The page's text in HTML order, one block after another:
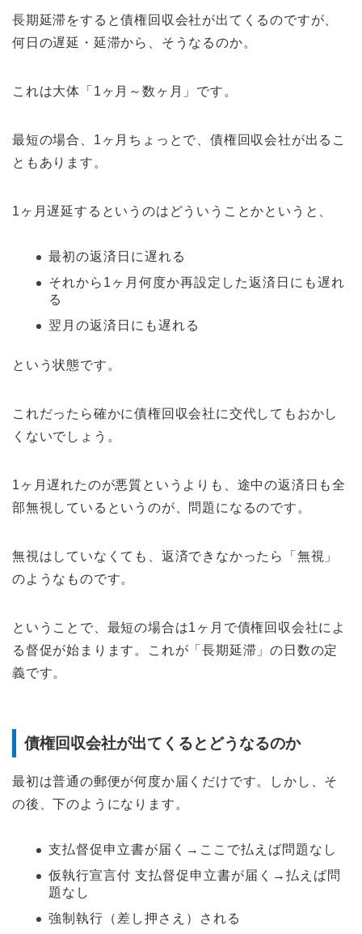
長期延滞をすると債権回収会社が出てくるのですが、
何日の遅延・延滞から、そうなるのか。
これは大体「1ヶ月～数ヶ月」です。
最短の場合、1ヶ月ちょっとで、債権回収会社が出るこ
ともあります。
1ヶ月遅延するというのはどういうことかというと、
最初の返済日に遅れる
それから1ヶ月何度か再設定した返済日にも遅れ
る
翌月の返済日にも遅れる
という状態です。
これだったら確かに債権回収会社に交代してもおかし
くないでしょう。
1ヶ月遅れたのが悪質というよりも、途中の返済日も全
部無視しているというのが、問題になるのです。
無視はしていなくても、返済できなかったら「無視」
のようなものです。
ということで、最短の場合は1ヶ月で債権回収会社によ
る督促が始まります。これが「長期延滞」の日数の定
義です。
債権回収会社が出てくるとどうなるのか
最初は普通の郵便が何度か届くだけです。しかし、そ
の後、下のようになります。
支払督促申立書が届く→ここで払えば問題なし
仮執行宣言付 支払督促申立書が届く→払えば問
題なし
強制執行（差し押さえ）される